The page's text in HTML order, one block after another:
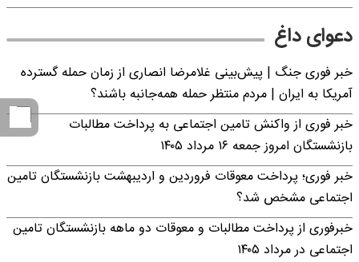
دعوای داغ
خبر فوری جنگ | پیش‌بینی غلامرضا انصاری از زمان حمله گسترده
آمریکا به ایران | مردم منتظر حمله همه‌جانبه باشند؟
خبر فوری از واکنش تامین اجتماعی به پرداخت مطالبات
بازنشستگان امروز جمعه ۱۶ مرداد ۱۴۰۵
خبر فوری؛ پرداخت معوقات فروردین و اردیبهشت بازنشستگان تامین
اجتماعی مشخص شد؟
خبرفوری از پرداخت مطالبات و معوقات دو ماهه بازنشستگان تامین
اجتماعی در مرداد ۱۴۰۵